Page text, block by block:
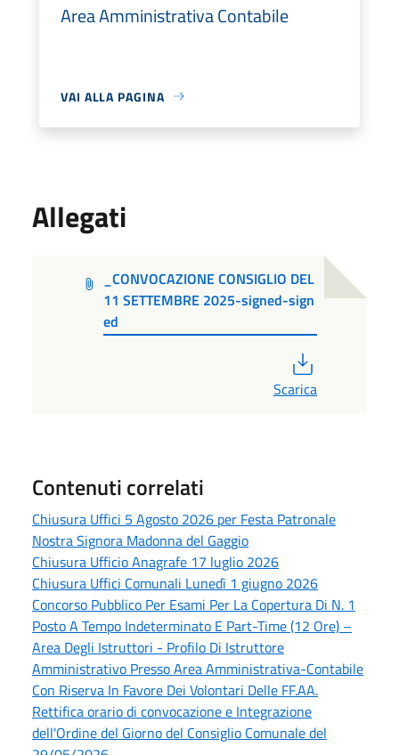
Area Amministrativa Contabile
VAI ALLA PAGINA
Allegati
_CONVOCAZIONE CONSIGLIO DEL
11 SETTEMBRE 2025-signed-sign
ed
Scarica
Contenuti correlati
Chiusura Uffici 5 Agosto 2026 per Festa Patronale
Nostra Signora Madonna del Gaggio
Chiusura Ufficio Anagrafe 17 luglio 2026
Chiusura Uffici Comunali Lunedì 1 giugno 2026
Concorso Pubblico Per Esami Per La Copertura Di N. 1
Posto A Tempo Indeterminato E Part-Time (12 Ore) –
Area Degli Istruttori - Profilo Di Istruttore
Amministrativo Presso Area Amministrativa-Contabile
Con Riserva In Favore Dei Volontari Delle FF.AA.
Rettifica orario di convocazione e Integrazione
dell'Ordine del Giorno del Consiglio Comunale del